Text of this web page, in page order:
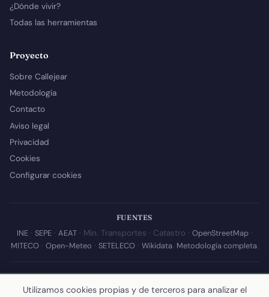
¿Dónde vivir?
Todas las herramientas
Proyecto
Sobre Callejear
Metodología
Contacto
Aviso legal
Privacidad
Cookies
Configurar cookies
FUENTES
INE· SEPE· AEAT· Min. Transportes · Catastro · OpenStreetMap·
MITECO· Open-Meteo · SETELECO· Wikidata. Metodología completa.
© 2026 Callejear.com — Directorio municipal de España con datos
abiertos. Desarrollado y mantenido porYoel Castaño.
Utilizamos cookies propias y de terceros para analizar el